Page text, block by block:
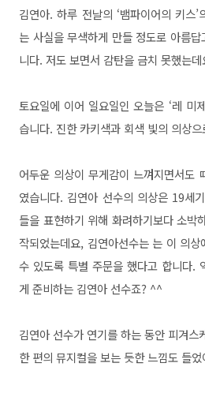
김연아. 하루 전날의 ‘뱀파이어의 키스
는 사실을 무색하게 만들 정도로 아름
니다. 저도 보면서 감탄을 금치 못했는
토요일에 이어 일요일인 오늘은 ‘레 미
습니다. 진한 카키색과 회색 빛의 의상
어두운 의상이 무게감이 느껴지면서도
였습니다. 김연아 선수의 의상은 19세
들을 표현하기 위해 화려하기보다 소박
작되었는데요, 김연아선수는 는 이 의
수 있도록 특별 주문을 했다고 합니다.
게 준비하는 김연아 선수죠? ^^
김연아 선수가 연기를 하는 동안 피겨스
한 편의 뮤지컬을 보는 듯한 느낌도 들